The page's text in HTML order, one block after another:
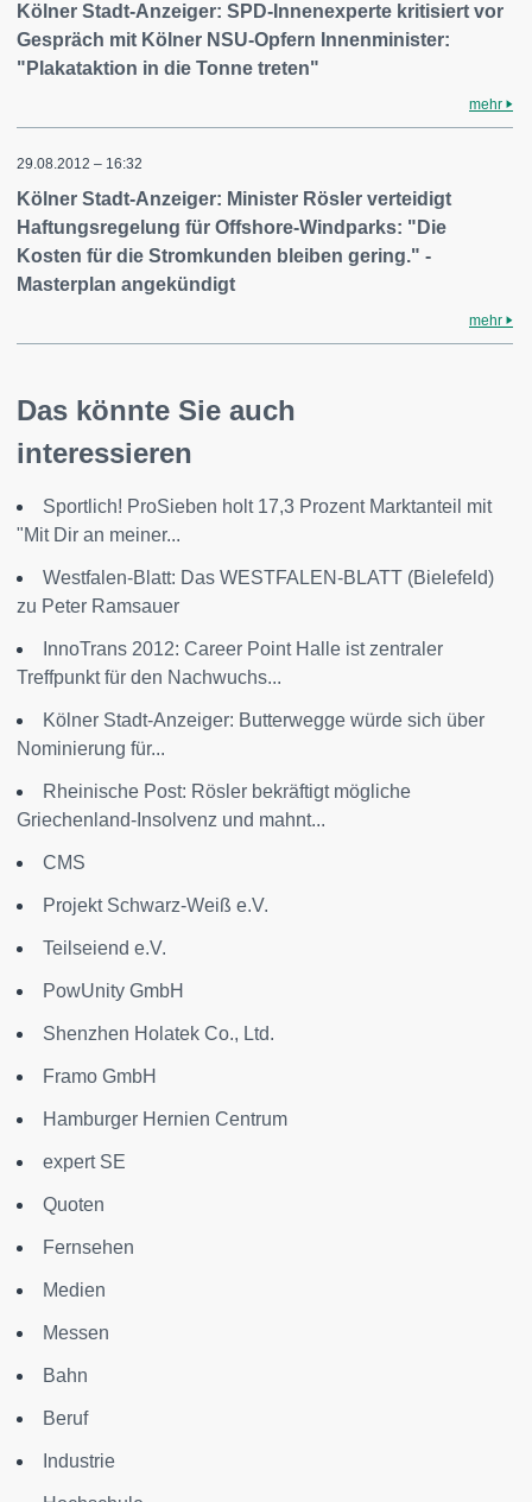
Kölner Stadt-Anzeiger: SPD-Innenexperte kritisiert vor
Gespräch mit Kölner NSU-Opfern Innenminister:
"Plakataktion in die Tonne treten"
mehr
29.08.2012 – 16:32
Kölner Stadt-Anzeiger: Minister Rösler verteidigt
Haftungsregelung für Offshore-Windparks: "Die
Kosten für die Stromkunden bleiben gering." -
Masterplan angekündigt
mehr
Das könnte Sie auch
interessieren
Sportlich! ProSieben holt 17,3 Prozent Marktanteil mit
"Mit Dir an meiner...
Westfalen-Blatt: Das WESTFALEN-BLATT (Bielefeld)
zu Peter Ramsauer
InnoTrans 2012: Career Point Halle ist zentraler
Treffpunkt für den Nachwuchs...
Kölner Stadt-Anzeiger: Butterwegge würde sich über
Nominierung für...
Rheinische Post: Rösler bekräftigt mögliche
Griechenland-Insolvenz und mahnt...
CMS
Projekt Schwarz-Weiß e.V.
Teilseiend e.V.
PowUnity GmbH
Shenzhen Holatek Co., Ltd.
Framo GmbH
Hamburger Hernien Centrum
expert SE
Quoten
Fernsehen
Medien
Messen
Bahn
Beruf
Industrie